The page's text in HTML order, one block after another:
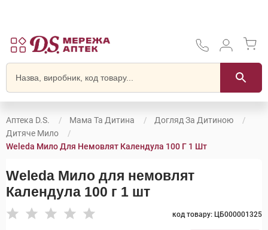
Аптека D.S. Мама Та Дитина
Догляд За Дитиною
Дитяче Мило
Weleda Мило Для Немовлят Календула 100 Г 1 Шт
Weleda Мило для немовлят
Календула 100 г 1 шт
код товару: ЦБ000001325